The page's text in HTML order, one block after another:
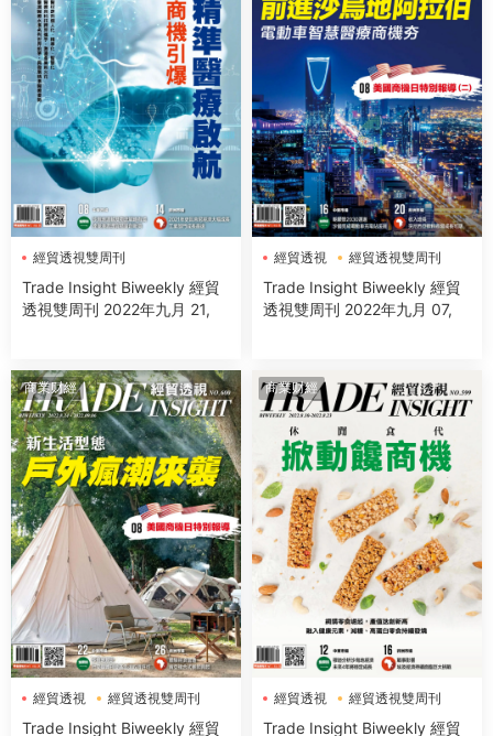
經貿透視雙周刊
Trade Insight Biweekly 經貿
透視雙周刊 2022年九月 21,
經貿透視 經貿透視雙周刊
Trade Insight Biweekly 經貿
透視雙周刊 2022年九月 07,
商業财經
經貿透視 經貿透視雙周刊
Trade Insight Biweekly 經貿
商業财經
經貿透視 經貿透視雙周刊
Trade Insight Biweekly 經貿